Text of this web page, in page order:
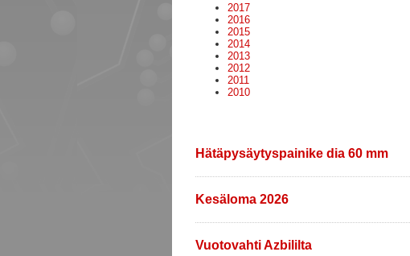
2017
2016
2015
2014
2013
2012
2011
2010
Hätäpysäytyspainike dia 60 mm
Kesäloma 2026
Vuotovahti Azbililta